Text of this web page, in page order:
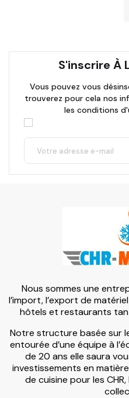
S'inscrire À
Vous pouvez vous
trouverez pour cela nos
les conditions
Nous sommes une
l’import, l’export de
hôtels et restaurants tant
Notre structure basée sur
entourée d’une équipe à
de 20 ans elle saura
investissements en
de cuisine pour les